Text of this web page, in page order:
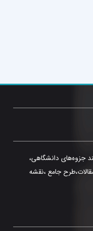
جزوه‌های دانشگاهی،
جامع ،نقشه